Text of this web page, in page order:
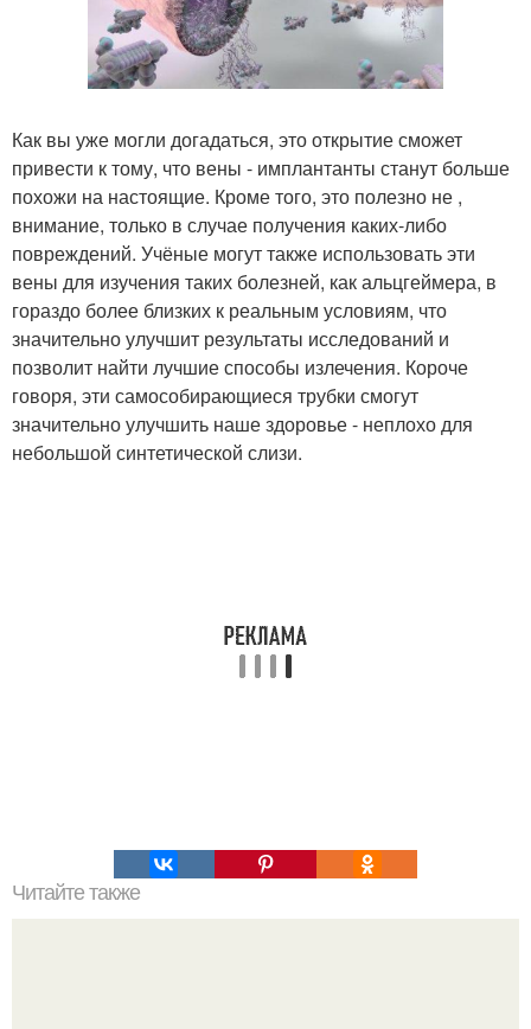
Как вы уже могли догадаться, это открытие сможет
привести к тому, что вены - имплантанты станут больше
похожи на настоящие. Кроме того, это полезно не ,
внимание, только в случае получения каких-либо
повреждений. Учёные могут также использовать эти
вены для изучения таких болезней, как альцгеймера, в
гораздо более близких к реальным условиям, что
значительно улучшит результаты исследований и
позволит найти лучшие способы излечения. Короче
говоря, эти самособирающиеся трубки смогут
значительно улучшить наше здоровье - неплохо для
небольшой синтетической слизи.
Читайте также